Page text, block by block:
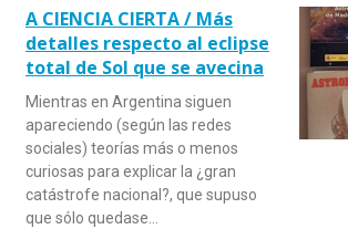
A CIENCIA CIERTA / Más
detalles respecto al eclipse
total de Sol que se avecina
Mientras en Argentina siguen
apareciendo (según las redes
sociales) teorías más o menos
curiosas para explicar la ¿gran
catástrofe nacional?, que supuso
que sólo quedase…